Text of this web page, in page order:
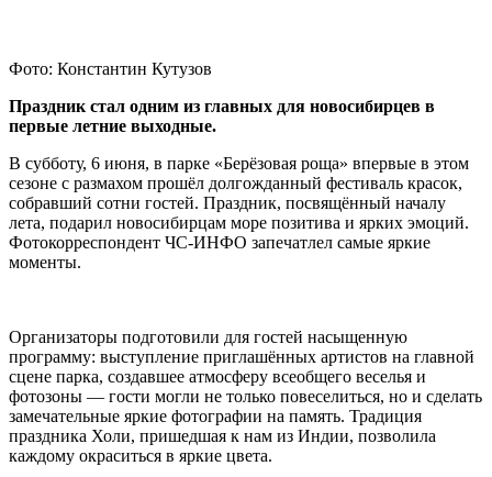
Фото: Константин Кутузов
Праздник стал одним из главных для новосибирцев в
первые летние выходные.
В субботу, 6 июня, в парке «Берёзовая роща» впервые в этом
сезоне с размахом прошёл долгожданный фестиваль красок,
собравший сотни гостей. Праздник, посвящённый началу
лета, подарил новосибирцам море позитива и ярких эмоций.
Фотокорреспондент ЧС-ИНФО запечатлел самые яркие
моменты.
Организаторы подготовили для гостей насыщенную
программу: выступление приглашённых артистов на главной
сцене парка, создавшее атмосферу всеобщего веселья и
фотозоны — гости могли не только повеселиться, но и сделать
замечательные яркие фотографии на память. Традиция
праздника Холи, пришедшая к нам из Индии, позволила
каждому окраситься в яркие цвета.